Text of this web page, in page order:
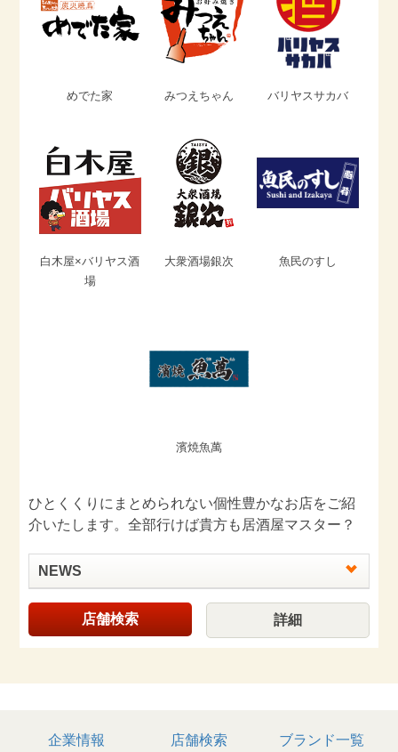
めでた家 みつえちゃん バリヤスサカバ
白木屋×バリヤス酒
場
大衆酒場銀次 魚民のすし
濱焼魚萬
ひとくくりにまとめられない個性豊かなお店をご紹
介いたします。全部行けば貴方も居酒屋マスター？
NEWS
店舗検索 詳細
企業情報 店舗検索 ブランド一覧